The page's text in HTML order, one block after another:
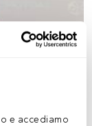
e accediamo